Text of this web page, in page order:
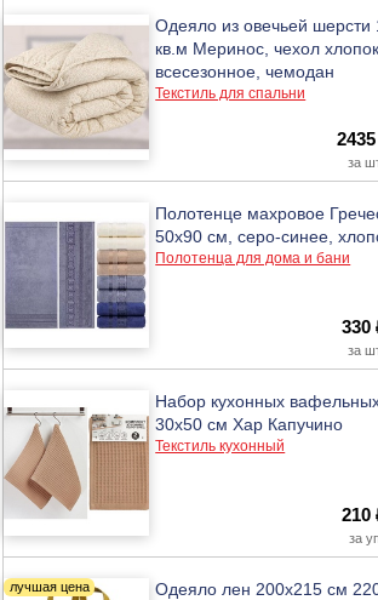
Одеяло из овечьей шерсти
кв.м Меринос, чехол
всесезонное, чемодан
Текстиль для спальни
Полотенце махровое
50х90 см, серо-синее,
Полотенца для дома и бани
330
Набор кухонных
30х50 см Хар Капучино
Текстиль кухонный
210
Одеяло лен 200x215 см